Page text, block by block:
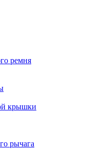
ремня
крышки
рычага